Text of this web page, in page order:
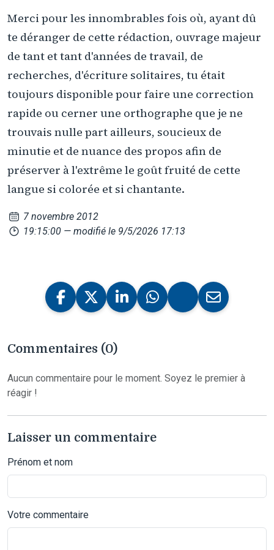
Merci pour les innombrables fois où, ayant dû
te déranger de cette rédaction, ouvrage majeur
de tant et tant d'années de travail, de
recherches, d'écriture solitaires, tu était
toujours disponible pour faire une correction
rapide ou cerner une orthographe que je ne
trouvais nulle part ailleurs, soucieux de
minutie et de nuance des propos afin de
préserver à l'extrême le goût fruité de cette
langue si colorée et si chantante.
7 novembre 2012
19:15:00 — modifié le 9/5/2026 17:13
Commentaires (0)
Aucun commentaire pour le moment. Soyez le premier à
réagir !
Laisser un commentaire
Prénom et nom
Votre commentaire